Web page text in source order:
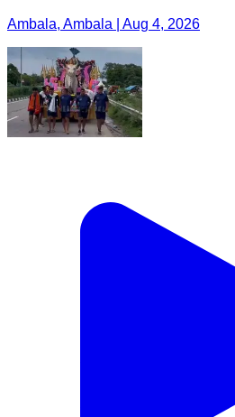
Ambala, Ambala | Aug 4, 2026